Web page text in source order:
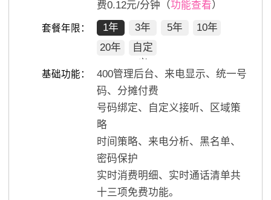
费0.12元/分钟（功能查看）
套餐年限： 1年 3年 5年
10年
20年
自定
义
基础功能：
400管理后台、来电显示、统一号
码、分摊付费
号码绑定、自定义接听、区域策
略
时间策略、来电分析、黑名单、
密码保护
实时消费明细、实时通话清单共
十三项免费功能。